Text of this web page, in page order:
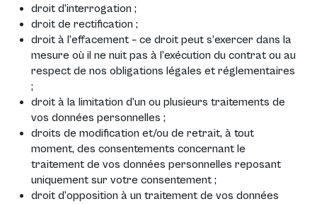
droit d’interrogation ;
droit de rectification ;
droit à l’effacement – ce droit peut s’exercer dans la
mesure où il ne nuit pas à l’exécution du contrat ou au
respect de nos obligations légales et réglementaires
;
droit à la limitation d’un ou plusieurs traitements de
vos données personnelles ;
droits de modification et/ou de retrait, à tout
moment, des consentements concernant le
traitement de vos données personnelles reposant
uniquement sur votre consentement ;
droit d’opposition à un traitement de vos données